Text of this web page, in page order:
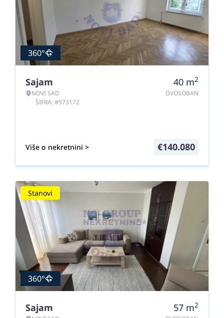
360°
Sajam
NOVI SAD
ŠIFRA: #573172
40 m2
DVOSOBAN
Više o nekretnini > €140.080
Stanovi
360°
Sajam 57 m2